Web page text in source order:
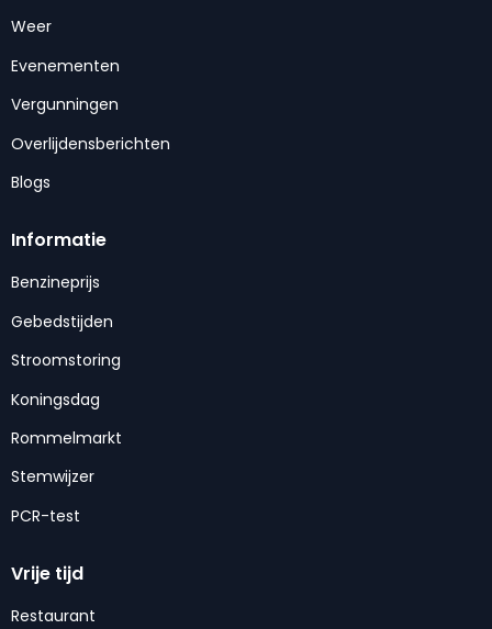
Weer
Evenementen
Vergunningen
Overlijdensberichten
Blogs
Informatie
Benzineprijs
Gebedstijden
Stroomstoring
Koningsdag
Rommelmarkt
Stemwijzer
PCR-test
Vrije tijd
Restaurant